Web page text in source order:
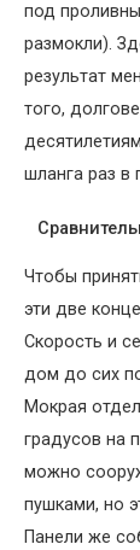
под
размокли).
результат
того,
шланга раз в
Чтобы
эти две
Скорость и
дом до сих
Мокрая
градусов на
можно
пушками, но
Панели же